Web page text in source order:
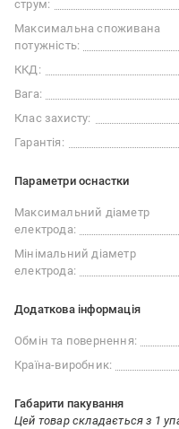
струм:
Максимальна споживана
потужність:
ККД:
Вага:
Клас захисту:
Гарантія:
Параметри оснастки
Максимальний діаметр
електрода:
Мінімальний діаметр
електрода:
Додаткова інформація
Обмін та повернення:
Країна-виробник:
Габарити пакування
Цей товар складається з 1